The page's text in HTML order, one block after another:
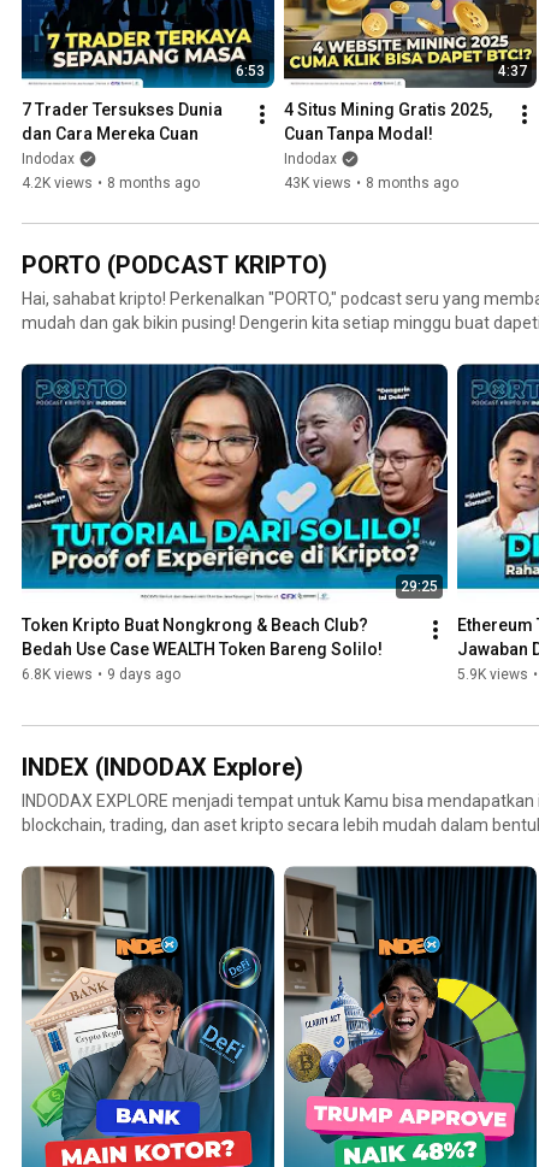
6:53
7 Trader Tersukses Dunia
dan Cara Mereka Cuan
Indodax
4.2K views • 8 months ago
4:37
4 Situs Mining Gratis 2025,
Cuan Tanpa Modal!
Indodax
43K views • 8 months ago
PORTO (PODCAST KRIPTO)
Hai, sahabat kripto! Perkenalkan "PORTO," podcast seru yang
mudah dan gak bikin pusing! Dengerin kita setiap minggu buat
29:25
Token Kripto Buat Nongkrong & Beach Club?
Bedah Use Case WEALTH Token Bareng Solilo!
6.8K views • 9 days ago
Ethereum
Jawaban
5.9K views •
INDEX (INDODAX Explore)
INDODAX EXPLORE menjadi tempat untuk Kamu bisa
blockchain, trading, dan aset kripto secara lebih mudah dalam